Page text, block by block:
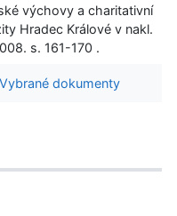
výchovy a charitativní
Hradec Králové v nakl.
s. 161-170 .
Vybrané dokumenty